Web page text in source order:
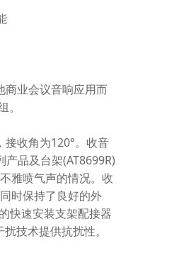
商业会议音响应用而
接收角为120°。收音
产品及台架(AT8699R)
雅喷气声的情况。收
时保持了良好的外
快速安装支架配接器
技术提供抗扰性。